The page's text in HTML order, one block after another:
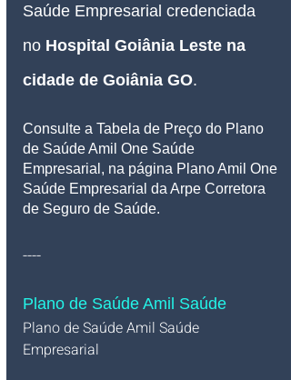
Saúde Empresarial credenciada
no Hospital Goiânia Leste na
cidade de Goiânia GO.
Consulte a Tabela de Preço do Plano
de Saúde Amil One Saúde
Empresarial, na página Plano Amil One
Saúde Empresarial da Arpe Corretora
de Seguro de Saúde.
----
Plano de Saúde Amil Saúde
Plano de Saúde Amil Saúde
Empresarial